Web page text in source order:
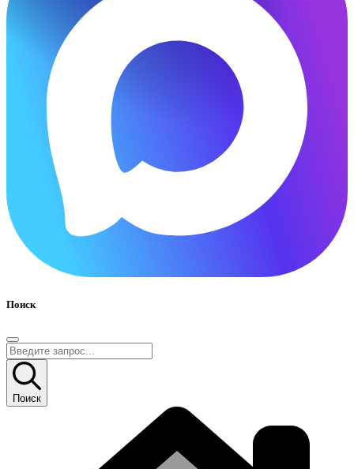
Поиск
Поиск